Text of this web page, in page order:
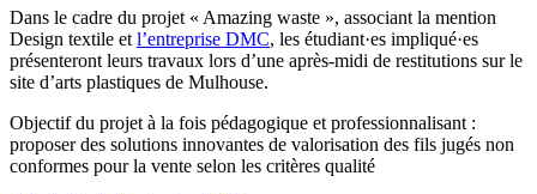
Dans le cadre du projet « Amazing waste », associant la mention
Design textile et l’entreprise DMC, les étudiant·es impliqué·es
présenteront leurs travaux lors d’une après-midi de restitutions sur le
site d’arts plastiques de Mulhouse.
Objectif du projet à la fois pédagogique et professionnalisant :
proposer des solutions innovantes de valorisation des fils jugés non
conformes pour la vente selon les critères qualité